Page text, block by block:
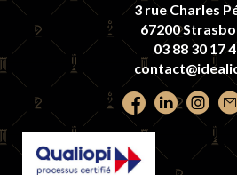
3 rue Charles
67200
03 88 30 17
nousnous